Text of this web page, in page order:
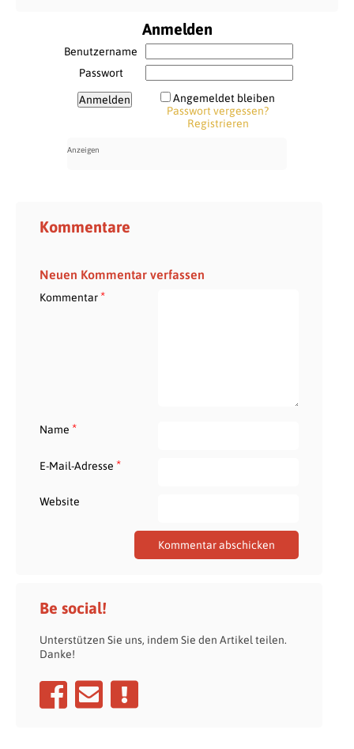
Anmelden
Benutzername
Passwort
Angemeldet bleiben
Passwort vergessen?
Registrieren
Kommentare
Neuen Kommentar verfassen
Kommentar*
Name *
E-Mail-Adresse *
Website
Be social!
Unterstützen Sie uns, indem Sie den Artikel teilen.
Danke!